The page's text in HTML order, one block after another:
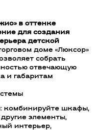
в оттенке
для создания
детской
доме «Люксор»
собрать
отвечающую
и габаритам
: комбинируйте шкафы,
элементы,
интерьер,